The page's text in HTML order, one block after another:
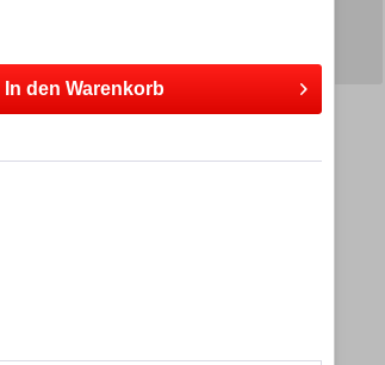
In den Warenkorb